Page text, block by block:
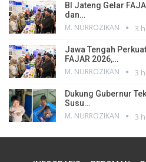
BI Jateng Gelar
dan…
M. NURROZIKAN 3
Jawa Tengah
FAJAR 2026,…
M. NURROZIKAN 3
Dukung Gubernur
Susu…
M. NURROZIKAN 3